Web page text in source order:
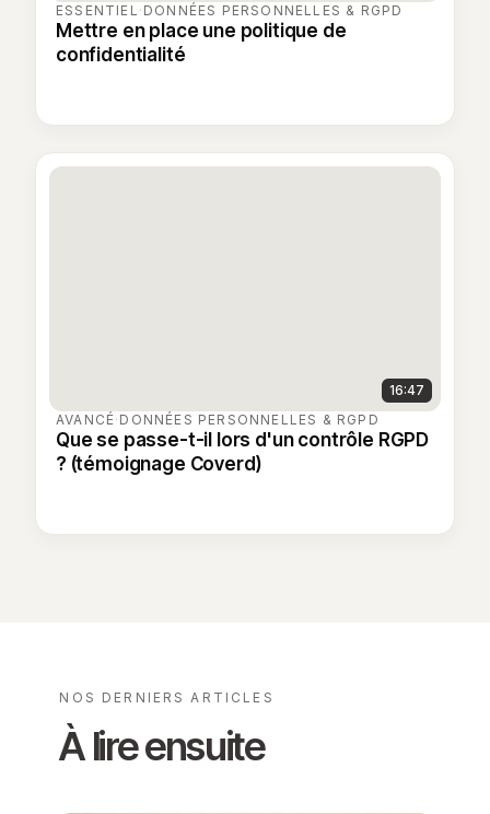
ESSENTIEL · DONNÉES PERSONNELLES & RGPD
Mettre en place une politique de
confidentialité
16:47
AVANCÉ · DONNÉES PERSONNELLES & RGPD
Que se passe-t-il lors d'un contrôle RGPD
? (témoignage Coverd)
NOS DERNIERS ARTICLES
À lire ensuite